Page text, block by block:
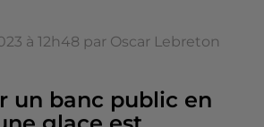
à 12h48 par Oscar Lebreton
un banc public en